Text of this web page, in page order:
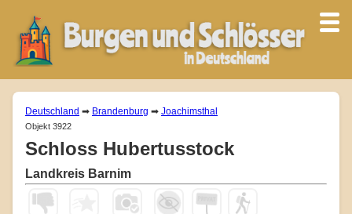
Deutschland ➡ Brandenburg ➡ Joachimsthal
Objekt 3922
Schloss Hubertusstock
Landkreis Barnim